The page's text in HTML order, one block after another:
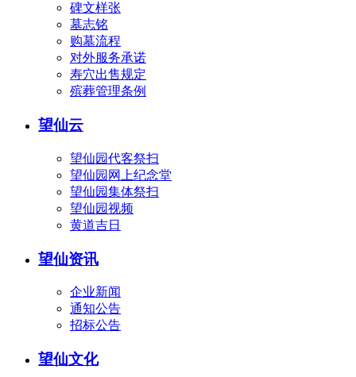
碑文样张
墓志铭
购墓流程
对外服务承诺
寿穴出售规定
殡葬管理条例
望仙云
望仙园代客祭扫
望仙园网上纪念堂
望仙园集体祭扫
望仙园视频
黄道吉日
望仙资讯
企业新闻
通知公告
招标公告
望仙文化